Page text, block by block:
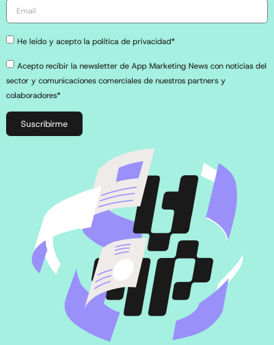
He leído y acepto la política de privacidad*
Acepto recibir la newsletter de App Marketing News con noticias del
sector y comunicaciones comerciales de nuestros partners y
colaboradores*
Suscribirme